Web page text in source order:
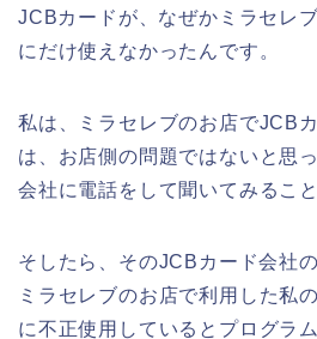
JCBカードが、なぜかミラセレ
にだけ使えなかったんです。
私は、ミラセレブのお店でJCB
は、お店側の問題ではないと思
会社に電話をして聞いてみるこ
そしたら、そのJCBカード会社
ミラセレブのお店で利用した私
に不正使用しているとプログラ